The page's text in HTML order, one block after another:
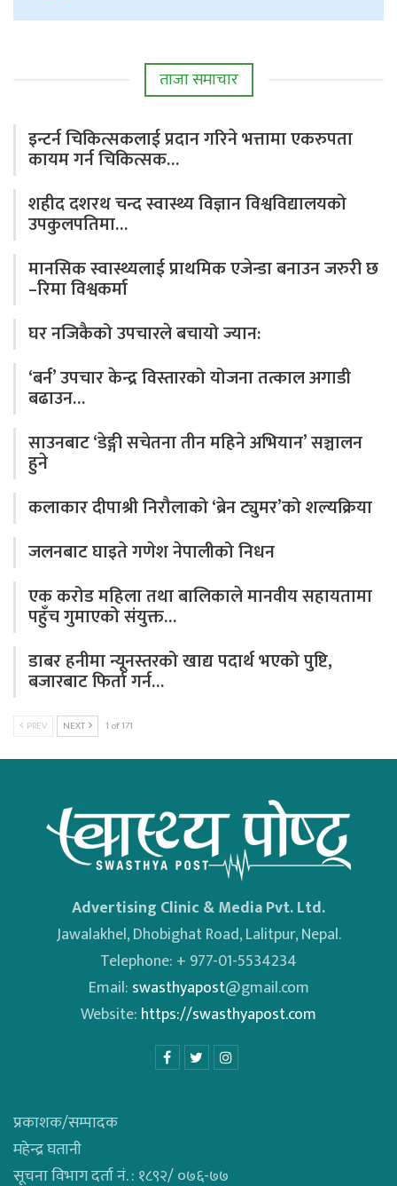
ताजा समाचार
इन्टर्न चिकित्सकलाई प्रदान गरिने भत्तामा एकरुपता
कायम गर्न चिकित्सक…
शहीद दशरथ चन्द स्वास्थ्य विज्ञान विश्वविद्यालयको
उपकुलपतिमा…
मानसिक स्वास्थ्यलाई प्राथमिक एजेन्डा बनाउन जरुरी छ
–रिमा विश्वकर्मा
घर नजिकैको उपचारले बचायो ज्यान:
‘बर्न’ उपचार केन्द्र विस्तारको योजना तत्काल अगाडी
बढाउन…
साउनबाट ‘डेङ्गी सचेतना तीन महिने अभियान’ सञ्चालन
हुने
कलाकार दीपाश्री निरौलाको ‘ब्रेन ट्युमर’को शल्यक्रिया
जलनबाट घाइते गणेश नेपालीको निधन
एक करोड महिला तथा बालिकाले मानवीय सहायतामा
पहुँच गुमाएको संयुक्त…
डाबर हनीमा न्यूनस्तरको खाद्य पदार्थ भएको पुष्टि,
बजारबाट फिर्ता गर्न…
PREV NEXT 1 of 171
Advertising Clinic & Media Pvt. Ltd.
Jawalakhel, Dhobighat Road, Lalitpur, Nepal.
Telephone: + 977-01-5534234
Email: swasthyapost@gmail.com
Website: https://swasthyapost.com
प्रकाशक/सम्पादक
महेन्द्र घतानी
सूचना विभाग दर्ता नं. : १८९२/ ०७६-७७